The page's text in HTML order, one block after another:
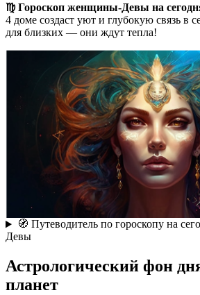
♍️ Гороскоп женщины-Девы на
4 доме создаст уют и глубокую связь в
для близких — они ждут тепла!
🧭 Путеводитель по гороскопу на
Девы
Астрологический фон
планет